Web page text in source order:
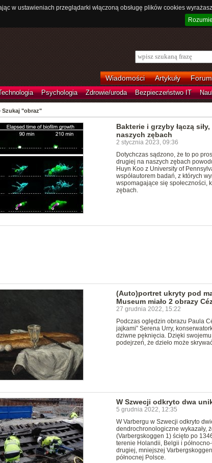
w ustawieniach przeglądarki włączoną obsługę plików cookies
Wiadomości Artykuły Forum
Psychologia Zdrowie/uroda Bezpieczeństwo IT
Szukaj "obraz"
Bakterie i grzyby łączą
naszych zębach
2 stycznia 2023, 09:36
Dotychczas sądzono, że to po
drugiej na naszych zębach
Huyn Koo z University of
współautorem badań, z których
wspomagające się społeczności,
zębach.
(Auto)portret ukryty pod
Museum miało 2 obrazy
27 grudnia 2022, 15:22
Podczas oględzin obrazu Paula
jajkami” Serena Urry,
dziwne pęknięcia. Dzięki
podejrzeń, że dzieło może
W Szwecji odkryto dwa
5 grudnia 2022, 12:35
W Varbergu w Szwecji odkryto
dendrochronologiczne wykazały,
(Varbergskoggen 1) ścięto po
terenie Holandii, Belgii i
drugiej, mniejszej
północnej Polsce.